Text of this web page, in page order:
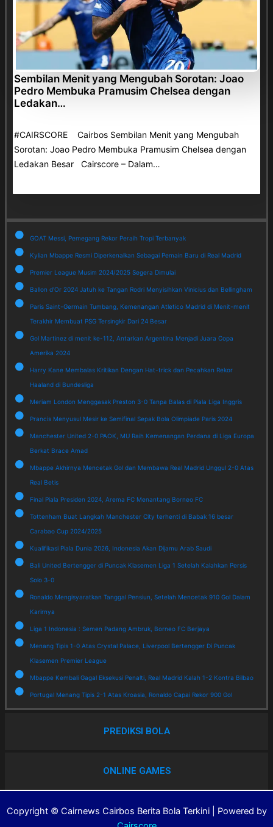
Sembilan Menit yang Mengubah Sorotan: Joao
Pedro Membuka Pramusim Chelsea dengan
Ledakan…
#CAIRSCORE Cairbos Sembilan Menit yang Mengubah
Sorotan: Joao Pedro Membuka Pramusim Chelsea dengan
Ledakan Besar Cairscore – Dalam…
GOAT Messi, Pemegang Rekor Peraih Tropi Terbanyak
Kylian Mbappe Resmi Diperkenalkan Sebagai Pemain Baru di Real Madrid
Premier League Musim 2024/2025 Segera Dimulai
Ballon d'Or 2024 Jatuh ke Tangan Rodri Menyisihkan Vinicius dan Bellingham
Paris Saint-Germain Tumbang, Kemenangan Atletico Madrid di Menit-menit
Terakhir Membuat PSG Tersingkir Dari 24 Besar
Gol Martinez di menit ke-112, Antarkan Argentina Menjadi Juara Copa
Amerika 2024
Harry Kane Membalas Kritikan Dengan Hat-trick dan Pecahkan Rekor
Haaland di Bundesliga
Meriam London Menggasak Preston 3-0 Tanpa Balas di Piala Liga Inggris
Prancis Menyusul Mesir ke Semifinal Sepak Bola Olimpiade Paris 2024
Manchester United 2-0 PAOK, MU Raih Kemenangan Perdana di Liga Europa
Berkat Brace Amad
Mbappe Akhirnya Mencetak Gol dan Membawa Real Madrid Unggul 2-0 Atas
Real Betis
Final Piala Presiden 2024, Arema FC Menantang Borneo FC
Tottenham Buat Langkah Manchester City terhenti di Babak 16 besar
Carabao Cup 2024/2025
Kualifikasi Piala Dunia 2026, Indonesia Akan Dijamu Arab Saudi
Bali United Bertengger di Puncak Klasemen Liga 1 Setelah Kalahkan Persis
Solo 3-0
Ronaldo Mengisyaratkan Tanggal Pensiun, Setelah Mencetak 910 Gol Dalam
Karirnya
Liga 1 Indonesia : Semen Padang Ambruk, Borneo FC Berjaya
Menang Tipis 1-0 Atas Crystal Palace, Liverpool Bertengger Di Puncak
Klasemen Premier League
Mbappe Kembali Gagal Eksekusi Penalti, Real Madrid Kalah 1-2 Kontra Bilbao
Portugal Menang Tipis 2-1 Atas Kroasia, Ronaldo Capai Rekor 900 Gol
PREDIKSI BOLA
ONLINE GAMES
Copyright © Cairnews Cairbos Berita Bola Terkini | Powered by